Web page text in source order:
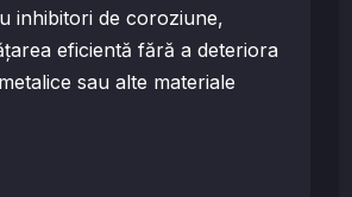
inhibitori de coroziune,
eficientă fără a deteriora
sau alte materiale